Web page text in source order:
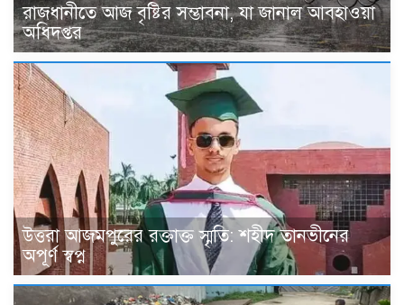
রাজধানীতে আজ বৃষ্টির সম্ভাবনা, যা জানাল আবহাওয়া
অধিদপ্তর
উত্তরা আজমপুরের রক্তাক্ত স্মৃতি: শহীদ তানভীনের
অপূর্ণ স্বপ্ন